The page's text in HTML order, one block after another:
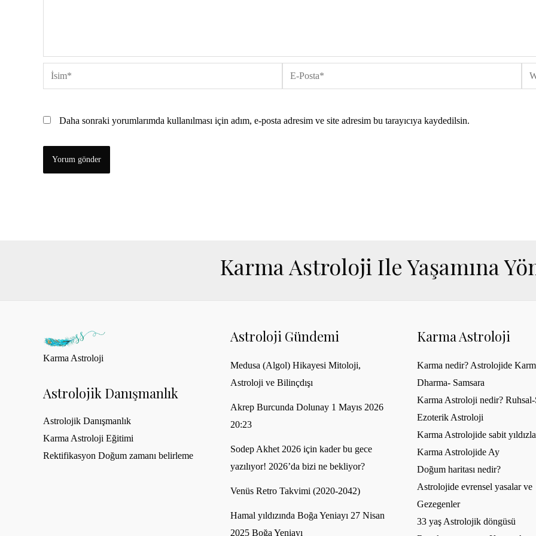
İsim*
E-
Posta*
Daha sonraki yorumlarımda kullanılması için adım, e-posta adresim ve site adresim bu tarayıcıya kaydedilsin.
Karma Astroloji Ile Yaşamına
Karma Astroloji
Astrolojik Danışmanlık
Astrolojik Danışmanlık
Karma Astroloji Eğitimi
Rektifikasyon Doğum zamanı belirleme
Astroloji Gündemi
Medusa (Algol) Hikayesi Mitoloji,
Astroloji ve Bilinçdışı
Akrep Burcunda Dolunay 1 Mayıs 2026
20:23
Sodep Akhet 2026 için kader bu gece
yazılıyor! 2026’da bizi ne bekliyor?
Venüs Retro Takvimi (2020-2042)
Hamal yıldızında Boğa Yeniayı 27 Nisan
2025 Boğa Yeniayı
Karma Astroloji
Karma nedir? Astrolojide
Dharma- Samsara
Karma Astroloji nedir?
Ezoterik Astroloji
Karma Astrolojide sabit
Karma Astrolojide Ay
Doğum haritası nedir?
Astrolojide evrensel yasalar ve
Gezegenler
33 yaş Astrolojik döngüsü